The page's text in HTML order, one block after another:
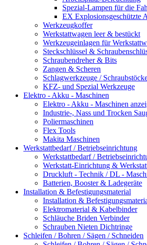
Spezial-Lampen für die
EX Explosionsgeschützte
Werkzeugkoffer
Werkstattwagen leer & bestückt
Werkzeugeinlagen für
Steckschlüssel &
Schraubendreher & Bits
Zangen & Scheren
Schlagwerkzeuge /
KFZ- und Spezial Werkzeuge
Elektro - Akku - Maschinen
Elektro - Akku - Maschinen
Industrie-, Nass und Trocken
Poliermaschinen
Flex Tools
Makita Maschinen
Werkstattbedarf / Betriebseinrichtung
Werkstattbedarf /
Werkstatt-Einrichtung &
Druckluft - Technik / DL -
Batterien, Booster & Ladegeräte
Installation & Befestigungsmaterial
Installation &
Elektromaterial & Kabelbinder
Schläuche Briden Verbinder
Schrauben Nieten Dichtringe
Schleifen / Bohren / Sägen / Schneiden